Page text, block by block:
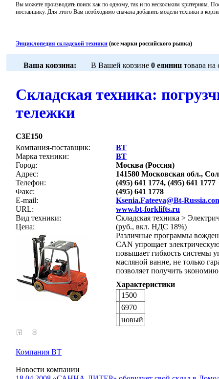
Вы можете производить поиск как по одному, так и по нескольким критериям.
поставщику. Для этого Вам необходимо сначала добавить модели техники в
Энциклопедия складской техники (все марки российского рынка)
Складская техника:
тележки
C3E150
Компания-поставщик:
BT
Марка техники:
BT
Город:
Москва (Россия)
Адрес:
141580 Московская обл.,
Телефон:
(495) 641 1774, (495) 641 1777
Факс:
(495) 641 1778
E-mail:
Ksenia.Fateeva@Bt-
URL:
www.bt-forklifts.ru
Вид техники:
Складская техника >
Цена:
(руб., вкл. НДС 18%)
Различные программы
CAN упрощает
повышает гибкость системы
масляной ванне, не только
позволяет получить
Характеристики
1500
6970
новый
Компания BT
Новости компании